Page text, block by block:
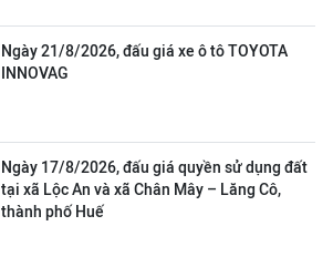
Ngày 21/8/2026, đấu giá xe ô tô TOYOTA
INNOVAG
Ngày 17/8/2026, đấu giá quyền sử dụng đất
tại xã Lộc An và xã Chân Mây – Lăng Cô,
thành phố Huế